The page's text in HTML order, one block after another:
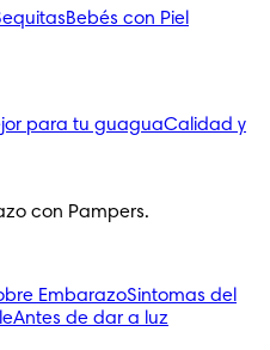
Bebés con Piel
para tu guaguaCalidad y
con Pampers.
EmbarazoSintomas del
Antes de dar a luz